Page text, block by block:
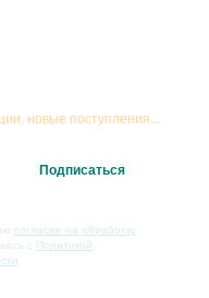
новые поступления...
согласие на обработку
с Политикой